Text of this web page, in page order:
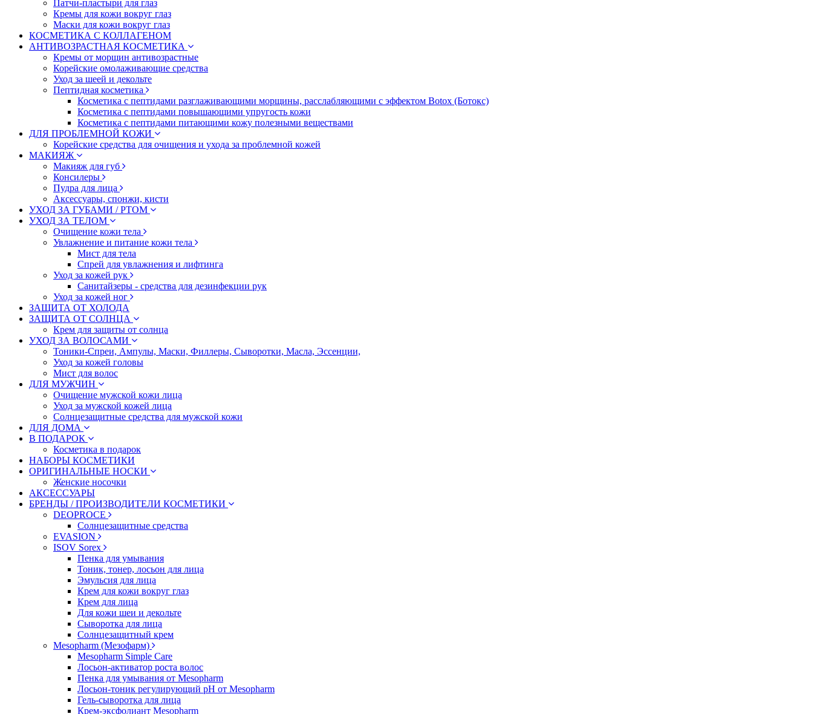
Патчи-пластыри для глаз
Кремы для кожи вокруг глаз
Маски для кожи вокруг глаз
КОСМЕТИКА С КОЛЛАГЕНОМ
АНТИВОЗРАСТНАЯ КОСМЕТИКА
Кремы от морщин антивозрастные
Корейские омолаживающие средства
Уход за шеей и декольте
Пептидная косметика
Косметика с пептидами разглаживающими морщины, расслабляющими с эффектом Botox (Ботокс)
Косметика с пептидами повышающими упругость кожи
Косметика с пептидами питающими кожу полезными веществами
ДЛЯ ПРОБЛЕМНОЙ КОЖИ
Корейские средства для очищения и ухода за проблемной кожей
МАКИЯЖ
Макияж для губ
Консилеры
Пудра для лица
Аксессуары, спонжи, кисти
УХОД ЗА ГУБАМИ / РТОМ
УХОД ЗА ТЕЛОМ
Очищение кожи тела
Увлажнение и питание кожи тела
Мист для тела
Спрей для увлажнения и лифтинга
Уход за кожей рук
Санитайзеры - средства для дезинфекции рук
Уход за кожей ног
ЗАЩИТА ОТ ХОЛОДА
ЗАЩИТА ОТ СОЛНЦА
Крем для защиты от солнца
УХОД ЗА ВОЛОСАМИ
Тоники-Спреи, Ампулы, Маски, Филлеры, Сыворотки, Масла, Эссенции,
Уход за кожей головы
Мист для волос
ДЛЯ МУЖЧИН
Очищение мужской кожи лица
Уход за мужской кожей лица
Солнцезащитные средства для мужской кожи
ДЛЯ ДОМА
В ПОДАРОК
Косметика в подарок
НАБОРЫ КОСМЕТИКИ
ОРИГИНАЛЬНЫЕ НОСКИ
Женские носочки
АКСЕССУАРЫ
БРЕНДЫ / ПРОИЗВОДИТЕЛИ КОСМЕТИКИ
DEOPROCE
Солнцезащитные средства
EVASION
ISOV Sorex
Пенка для умывания
Тоник, тонер, лосьон для лица
Эмульсия для лица
Крем для кожи вокруг глаз
Крем для лица
Для кожи шеи и декольте
Сыворотка для лица
Солнцезащитный крем
Mesopharm (Мезофарм)
Mesopharm Simple Care
Лосьон-активатор роста волос
Пенка для умывания от Mesopharm
Лосьон-тоник регулирующий рН от Mesopharm
Гель-сыворотка для лица
Крем-эксфолиант Mesopharm